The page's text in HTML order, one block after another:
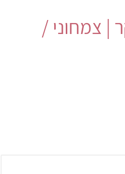
| צמחוני /